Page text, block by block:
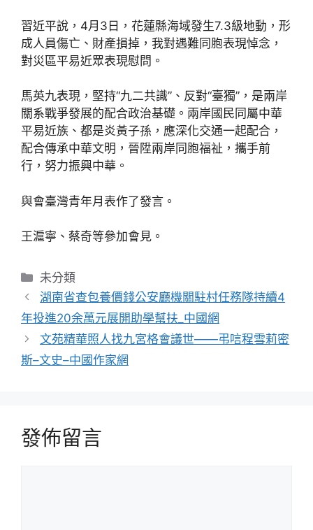
習近平說，4月3日，花蓮縣海域發生7.3級地動，形
成人員傷亡、財產損掉，我對遇難同胞表現悼念，
對災區平易近眾表現慰問。
馬英九表現，堅持“九二共識”、反對“臺獨”，是兩岸
關系戰爭發展的配合政治基礎。兩岸國民同屬中華
平易近族、都是炎黃子孫，應深化交通一起配合，
配合傳承中華文明，晉陞兩岸同胞福祉，攜手前
行，努力振興中華。
與會臺灣青年月表作了發言。
王滬寧、蔡奇等參加會見。
分
類
未分類
湖南省查包養價錢公安廳機關駐村任務隊持續4
年投進20余萬元展開助學幫扶_中國網
文苑精華照人找九宮格會議世——弔唁程雪莉密
斯–文史–中國作家網
發佈留言